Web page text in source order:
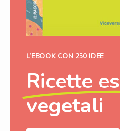
L’EBOOK CON 250 IDEE
Ricette
vegetali